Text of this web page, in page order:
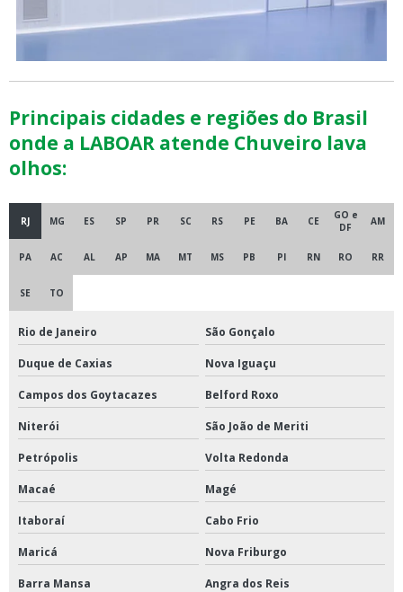
Principais cidades e regiões do Brasil
onde a LABOAR atende Chuveiro lava
olhos:
RJ MG ES SP PR SC RS PE BA CE
GO e
DF
AM
PA AC AL AP MA MT MS PB PI RN RO RR
SE TO
Rio de Janeiro São Gonçalo
Duque de Caxias Nova Iguaçu
Campos dos Goytacazes Belford Roxo
Niterói São João de Meriti
Petrópolis Volta Redonda
Macaé Magé
Itaboraí Cabo Frio
Maricá Nova Friburgo
Barra Mansa Angra dos Reis